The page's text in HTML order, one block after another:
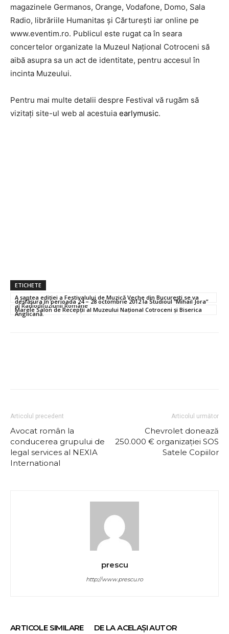
magazinele Germanos, Orange, Vodafone, Domo, Sala
Radio, librăriile Humanitas şi Cărtureşti iar online pe
www.eventim.ro. Publicul este rugat ca în seara
concertelor organizate la Muzeul Naţional Cotroceni să
aibă asupra sa un act de identitate, pentru accesul în
incinta Muzeului.
Pentru mai multe detalii despre Festival vă rugăm să
vizitaţi site-ul web al acestuia earlymusic.
ETICHETE
A șaptea ediției a Festivalului de Muzică Veche din Bucureşti se va
desfăşura în perioada 24 – 28 octombrie 2012 la Studioul “Mihail Jora”
al Radiodifuziunii Române
Marele Salon de Recepții al Muzeului Naţional Cotroceni și Biserica
Anglicană.
Articolul precedent
Avocat român la
conducerea grupului de
legal services al NEXIA
International
Articolul următor
Chevrolet donează
250.000 € organizaţiei SOS
Satele Copiilor
prescu
http://www.prescu.ro
ARTICOLE SIMILARE DE LA ACELAȘI AUTOR